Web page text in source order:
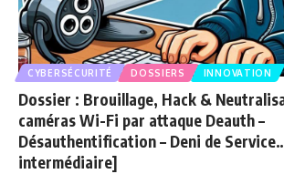
CYBERSÉCURITÉ DOSSIERS INNOVATION
Dossier : Brouillage, Hack &
caméras Wi-Fi par attaque Deauth –
Désauthentification – Deni de
intermédiaire]